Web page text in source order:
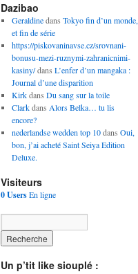
Dazibao
Geraldinedans Tokyo fin d’un monde,
et fin de série
https://piskovaninavse.cz/srovnani-
bonusu-mezi-ruznymi-zahranicnimi-
kasiny/dans L’enfer d’un mangaka :
Journal d’une disparition
Kirkdans Du sang sur la toile
Clarkdans Alors Belka… tu lis
encore?
nederlandse wedden top 10dans Oui,
bon, j’ai acheté Saint Seiya Edition
Deluxe.
Visiteurs
0 UsersEn ligne
Un p’tit like siouplé :